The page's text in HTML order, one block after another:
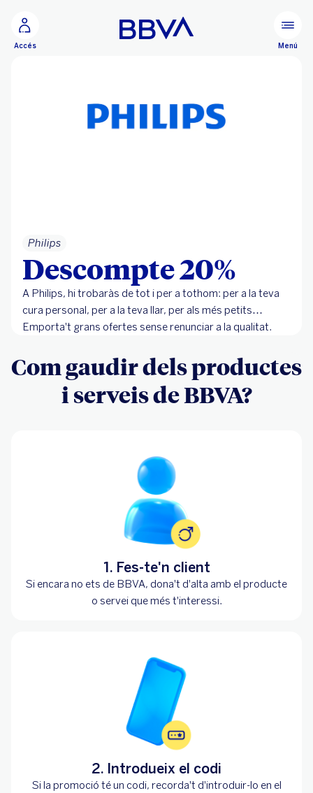
Accés Menú
Philips
Descompte 20%
A Philips, hi trobaràs de tot i per a tothom: per a la teva
cura personal, per a la teva llar, per als més petits…
Emporta't grans ofertes sense renunciar a la qualitat.
Com gaudir dels productes
i serveis de BBVA?
1. Fes-te'n client
Si encara no ets de BBVA, dona't d'alta amb el producte
o servei que més t'interessi.
2. Introdueix el codi
Si la promoció té un codi, recorda't d'introduir-lo en el